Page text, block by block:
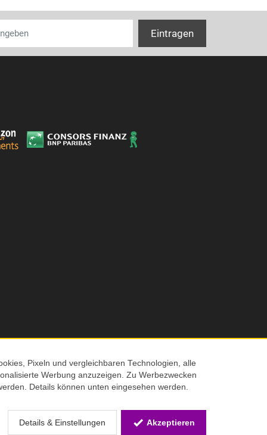
© 2026 Screenmaxx
Pixeln und vergleichbaren Technologien, alle
Werbung anzuzeigen. Zu Werbezwecken
Details können unten eingesehen werden.
Details & Einstellungen Akzeptieren